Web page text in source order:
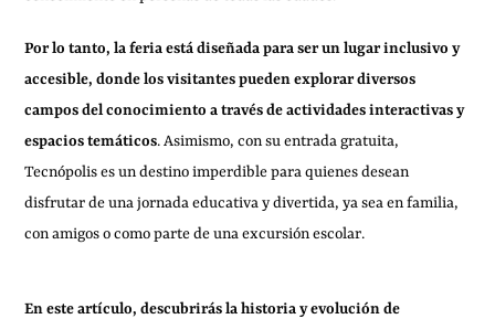
Por lo tanto, la feria está diseñada para ser un lugar inclusivo y
accesible, donde los visitantes pueden explorar diversos
campos del conocimiento a través de actividades interactivas y
espacios temáticos. Asimismo, con su entrada gratuita,
Tecnópolis es un destino imperdible para quienes desean
disfrutar de una jornada educativa y divertida, ya sea en familia,
con amigos o como parte de una excursión escolar.
En este artículo, descubrirás la historia y evolución de